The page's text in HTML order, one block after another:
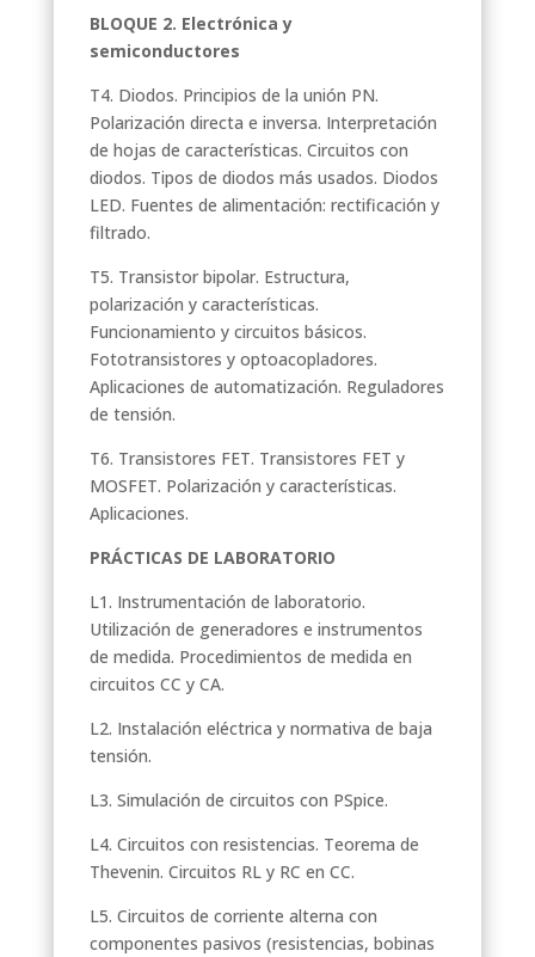
BLOQUE 2. Electrónica y
semiconductores
T4. Diodos. Principios de la unión PN.
Polarización directa e inversa. Interpretación
de hojas de características. Circuitos con
diodos. Tipos de diodos más usados. Diodos
LED. Fuentes de alimentación: rectificación y
filtrado.
T5. Transistor bipolar. Estructura,
polarización y características.
Funcionamiento y circuitos básicos.
Fototransistores y optoacopladores.
Aplicaciones de automatización. Reguladores
de tensión.
T6. Transistores FET. Transistores FET y
MOSFET. Polarización y características.
Aplicaciones.
PRÁCTICAS DE LABORATORIO
L1. Instrumentación de laboratorio.
Utilización de generadores e instrumentos
de medida. Procedimientos de medida en
circuitos CC y CA.
L2. Instalación eléctrica y normativa de baja
tensión.
L3. Simulación de circuitos con PSpice.
L4. Circuitos con resistencias. Teorema de
Thevenin. Circuitos RL y RC en CC.
L5. Circuitos de corriente alterna con
componentes pasivos (resistencias, bobinas